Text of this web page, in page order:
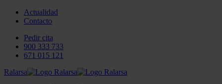
Actualidad
Contacto
Pedir cita
900 333 733
671 015 121
Ralarsa